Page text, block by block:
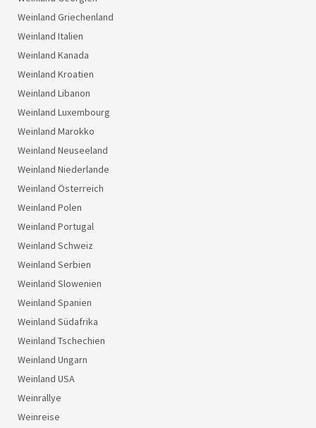
Weinland Griechenland
Weinland Italien
Weinland Kanada
Weinland Kroatien
Weinland Libanon
Weinland Luxembourg
Weinland Marokko
Weinland Neuseeland
Weinland Niederlande
Weinland Österreich
Weinland Polen
Weinland Portugal
Weinland Schweiz
Weinland Serbien
Weinland Slowenien
Weinland Spanien
Weinland Südafrika
Weinland Tschechien
Weinland Ungarn
Weinland USA
Weinrallye
Weinreise